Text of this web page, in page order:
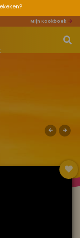
Mijn Kookboek
zoek?